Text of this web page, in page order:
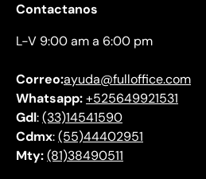
Contactanos
L-V 9:00 am a 6:00 pm
Correo:ayuda@fulloffice.com
Whatsapp:+525649921531
Gdl:(33)14541590
Cdmx:(55)44402951
Mty:(81)38490511